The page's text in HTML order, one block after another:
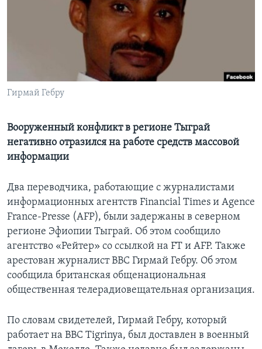
Learning English
Гирмай Гебру
Вооруженный конфликт в регионе Тыграй
негативно отразился на работе средств массовой
информации
Два переводчика, работающие с журналистами
информационных агентств Financial Times и Agence
France-Presse (AFP), были задержаны в северном
регионе Эфиопии Тыграй. Об этом сообщило
агентство «Рейтер» со ссылкой на FT и AFP. Также
арестован журналист BBC Гирмай Гебру. Об этом
сообщила британская общенациональная
общественная телерадиовещательная организация.
По словам свидетелей, Гирмай Гебру, который
работает на BBC Tigrinya, был доставлен в военный